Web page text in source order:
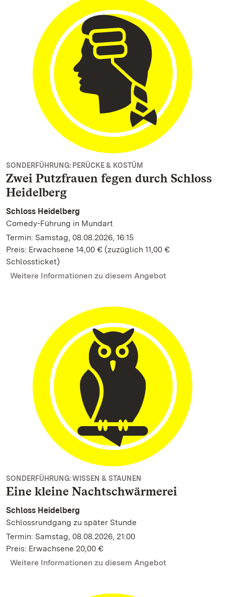
SONDERFÜHRUNG: PERÜCKE & KOSTÜM
Zwei Putzfrauen fegen durch Schloss
Heidelberg
Schloss Heidelberg
Comedy-Führung in Mundart
Termin: Samstag, 08.08.2026, 16:15
Preis: Erwachsene 14,00 € (zuzüglich 11,00 €
Schlossticket)
Weitere Informationen zu diesem Angebot
SONDERFÜHRUNG: WISSEN & STAUNEN
Eine kleine Nachtschwärmerei
Schloss Heidelberg
Schlossrundgang zu später Stunde
Termin: Samstag, 08.08.2026, 21:00
Preis: Erwachsene 20,00 €
Weitere Informationen zu diesem Angebot